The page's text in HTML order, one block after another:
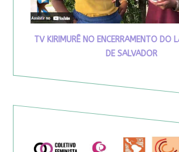
TV KIRIMURÊ NO ENCERRAMENTO DO
DE SALVADOR